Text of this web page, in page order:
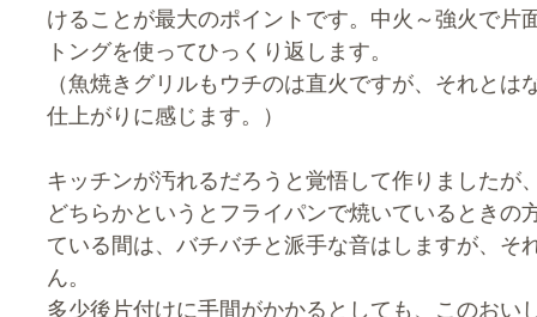
けることが最大のポイントです。中火～強火で片
トングを使ってひっくり返します。
（魚焼きグリルもウチのは直火ですが、それとは
仕上がりに感じます。）
キッチンが汚れるだろうと覚悟して作りましたが
どちらかというとフライパンで焼いているときの
ている間は、バチバチと派手な音はしますが、そ
ん。
多少後片付けに手間がかかるとしても、このおい